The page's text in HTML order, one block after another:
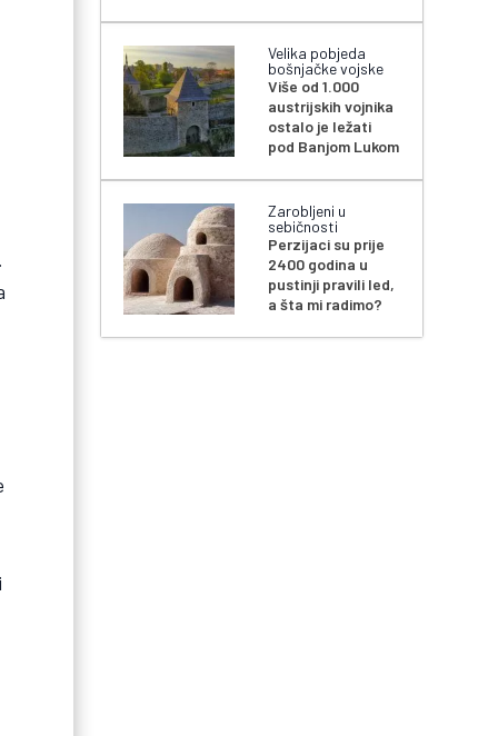
Velika pobjeda
bošnjačke vojske
Više od 1.000
austrijskih vojnika
ostalo je ležati
pod Banjom Lukom
Zarobljeni u
sebičnosti
Perzijaci su prije
2400 godina u
pustinji pravili led,
a šta mi radimo?